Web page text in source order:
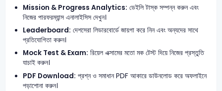
Mission & Progress Analytics: ডেইলি টাস্ক সম্পন্ন করুন এবং
নিজের পারফরম্যান্স এনালাইসিস দেখুন।
Leaderboard: দেশসেরা লিডারবোর্ডে জায়গা করে নিন এবং অন্যদের সাথে
প্রতিযোগিতা করুন।
Mock Test & Exam: রিয়েল এক্সামের মতো মক টেস্ট দিয়ে নিজের প্রস্তুতি
যাচাই করুন।
PDF Download: প্রশ্ন ও সমাধান PDF আকারে ডাউনলোড করে অফলাইনে
পড়াশোনা করুন।